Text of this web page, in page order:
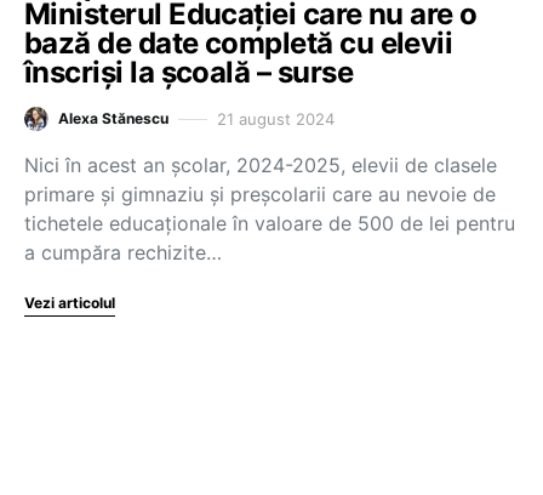
Ministerul Educației care nu are o
bază de date completă cu elevii
înscriși la școală – surse
Alexa Stănescu 21 august 2024
Nici în acest an școlar, 2024-2025, elevii de clasele
primare și gimnaziu și preșcolarii care au nevoie de
tichetele educaționale în valoare de 500 de lei pentru
a cumpăra rechizite…
Vezi articolul